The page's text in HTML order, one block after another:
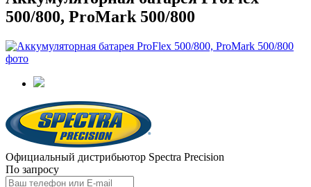
500/800, ProMark 500/800
Официальный дистрибьютор Spectra Precision
По запросу